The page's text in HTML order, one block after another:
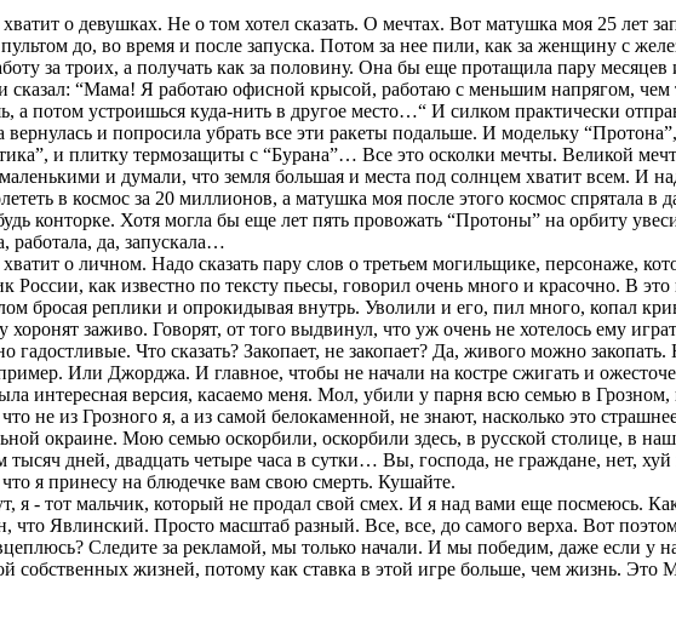
о девушках. Не о том хотел сказать. О мечтах. Вот матушка моя 25 лет
пультом до, во время и после запуска. Потом за нее пили, как за женщину с
за троих, а получать как за половину. Она бы еще протащила пару
сказал: “Мама! Я работаю офисной крысой, работаю с меньшим напрягом, чем
а потом устроишься куда-нить в другое место…“ И силком практически
вернулась и попросила убрать все эти ракеты подальше. И модельку
и плитку термозащиты с “Бурана”… Все это осколки мечты. Великой
и думали, что земля большая и места под солнцем хватит всем. И
в космос за 20 миллионов, а матушка моя после этого космос спрятала в
конторке. Хотя могла бы еще лет пять провожать “Протоны” на орбиту
работала, да, запускала…
о личном. Надо сказать пару слов о третьем могильщике, персонаже,
России, как известно по тексту пьесы, говорил очень много и красочно. В
бросая реплики и опрокидывая внутрь. Уволили и его, пил много, копал
хоронят заживо. Говорят, от того выдвинул, что уж очень не хотелось ему
гадостливые. Что сказать? Закопает, не закопает? Да, живого можно
Или Джорджа. И главное, чтобы не начали на костре сжигать и
интересная версия, касаемо меня. Мол, убили у парня всю семью в
не из Грозного я, а из самой белокаменной, не знают, насколько это
окраине. Мою семью оскорбили, оскорбили здесь, в русской столице, в
тысяч дней, двадцать четыре часа в сутки… Вы, господа, не граждане, нет,
я принесу на блюдечке вам свою смерть. Кушайте.
я - тот мальчик, который не продал свой смех. И я над вами еще посмеюсь.
Явлинский. Просто масштаб разный. Все, все, до самого верха. Вот
Следите за рекламой, мы только начали. И мы победим, даже если у
собственных жизней, потому как ставка в этой игре больше, чем жизнь. Это